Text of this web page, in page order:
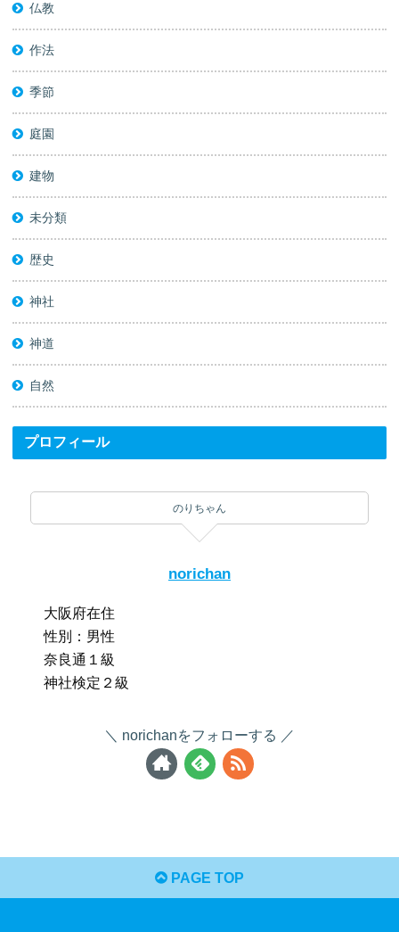
仏教
作法
季節
庭園
建物
未分類
歴史
神社
神道
自然
プロフィール
のりちゃん
norichan
大阪府在住
性別：男性
奈良通１級
神社検定２級
norichanをフォローする
PAGE TOP